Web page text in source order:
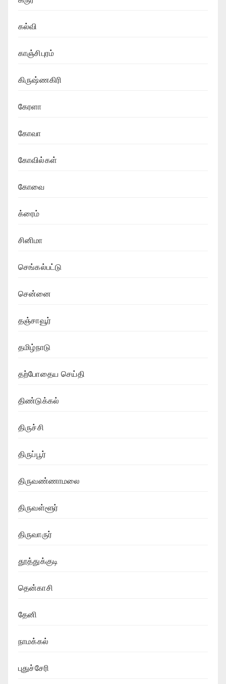
கல்வி
காஞ்சிபுரம்
கிருஷ்ணகிரி
கேரளா
கோவா
கோவில்கள்
கோவை
க்ரைம்
சினிமா
செங்கல்பட்டு
சென்னை
தஞ்சாவூர்
தமிழ்நாடு
தற்போதைய செய்தி
திண்டுக்கல்
திருச்சி
திருப்பூர்
திருவண்ணாமலை
திருவள்ளூர்
திருவாருர்
தூத்துக்குடி
தென்காசி
தேனி
நாமக்கல்
புதுச்சேரி